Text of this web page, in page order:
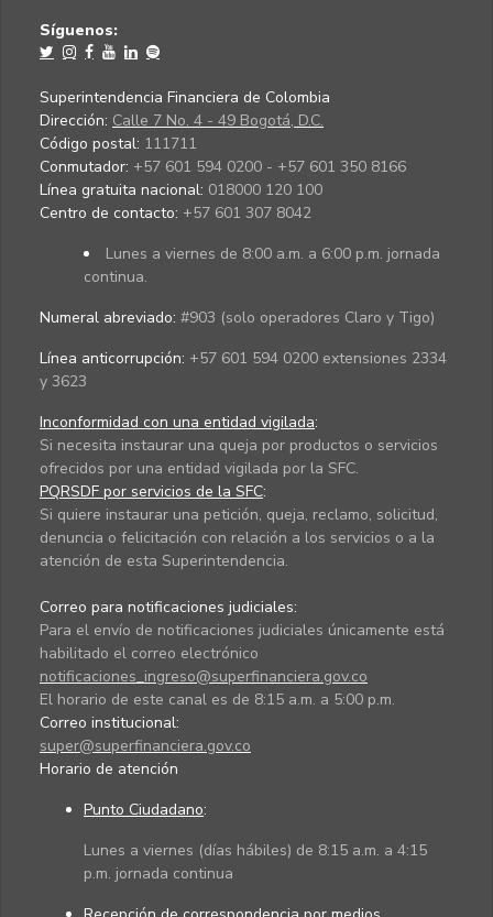
Síguenos:
Superintendencia Financiera de Colombia
Dirección: Calle 7 No. 4 - 49 Bogotá, D.C.
Código postal: 111711
Conmutador: +57 601 594 0200 - +57 601 350 8166
Línea gratuita nacional: 018000 120 100
Centro de contacto: +57 601 307 8042
Lunes a viernes de 8:00 a.m. a 6:00 p.m. jornada
continua.
Numeral abreviado: #903 (solo operadores Claro y Tigo)
Línea anticorrupción: +57 601 594 0200 extensiones 2334
y 3623
Inconformidad con una entidad vigilada:
Si necesita instaurar una queja por productos o servicios
ofrecidos por una entidad vigilada por la SFC.
PQRSDF por servicios de la SFC:
Si quiere instaurar una petición, queja, reclamo, solicitud,
denuncia o felicitación con relación a los servicios o a la
atención de esta Superintendencia.
Correo para notificaciones judiciales:
Para el envío de notificaciones judiciales únicamente está
habilitado el correo electrónico
notificaciones_ingreso@superfinanciera.gov.co
El horario de este canal es de 8:15 a.m. a 5:00 p.m.
Correo institucional:
super@superfinanciera.gov.co
Horario de atención
Punto Ciudadano:
Lunes a viernes (días hábiles) de 8:15 a.m. a 4:15
p.m. jornada continua